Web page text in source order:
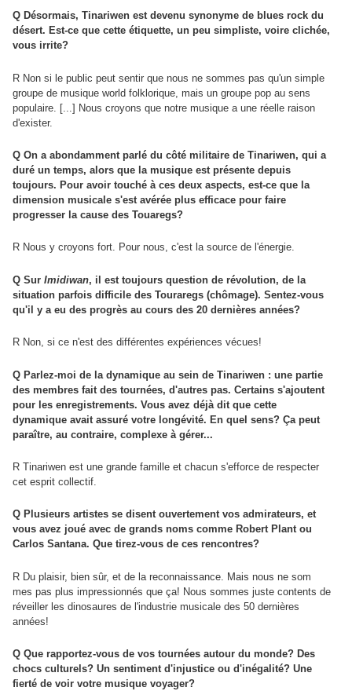
Q Désormais, Tinariwen est devenu synonyme de blues rock du
désert. Est-ce que cette étiquette, un peu simpliste, voire clichée,
vous irrite?
R Non si le public peut sentir que nous ne sommes pas qu'un simple
groupe de musique world folklorique, mais un groupe pop au sens
populaire. [...] Nous croyons que notre musique a une réelle raison
d'exister.
Q On a abondamment parlé du côté militaire de Tinariwen, qui a
duré un temps, alors que la musique est présente depuis
toujours. Pour avoir touché à ces deux aspects, est-ce que la
dimension musicale s'est avérée plus efficace pour faire
progresser la cause des Touaregs?
R Nous y croyons fort. Pour nous, c'est la source de l'énergie.
Q Sur Imidiwan, il est toujours question de révolution, de la
situation parfois difficile des Touraregs (chômage). Sentez-vous
qu'il y a eu des progrès au cours des 20 dernières années?
R Non, si ce n'est des différentes expériences vécues!
Q Parlez-moi de la dynamique au sein de Tinariwen : une partie
des membres fait des tournées, d'autres pas. Certains s'ajoutent
pour les enregistrements. Vous avez déjà dit que cette
dynamique avait assuré votre longévité. En quel sens? Ça peut
paraître, au contraire, complexe à gérer...
R Tinariwen est une grande famille et chacun s'efforce de respecter
cet esprit collectif.
Q Plusieurs artistes se disent ouvertement vos admirateurs, et
vous avez joué avec de grands noms comme Robert Plant ou
Carlos Santana. Que tirez-vous de ces rencontres?
R Du plaisir, bien sûr, et de la reconnaissance. Mais nous ne som
mes pas plus impressionnés que ça! Nous sommes juste contents de
réveiller les dinosaures de l'industrie musicale des 50 dernières
années!
Q Que rapportez-vous de vos tournées autour du monde? Des
chocs culturels? Un sentiment d'injustice ou d'inégalité? Une
fierté de voir votre musique voyager?